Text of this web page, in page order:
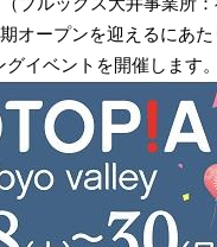
オープンを迎えるにあ
イベントを開催します。